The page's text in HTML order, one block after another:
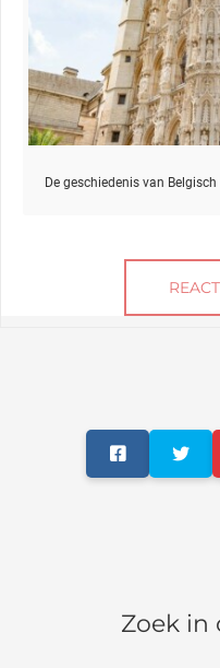
De geschiedenis van Belgisch
Zoek in